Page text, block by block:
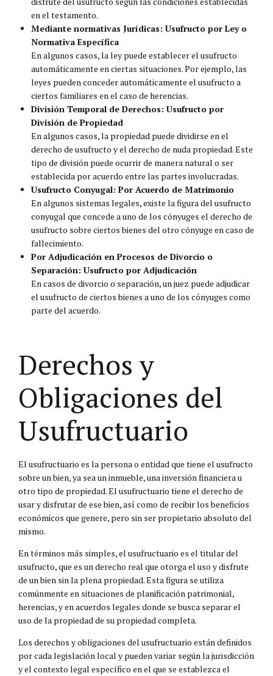
en el testamento.
Mediante normativas Jurídicas: Usufructo por Ley o
Normativa Específica
En algunos casos, la ley puede establecer el usufructo
automáticamente en ciertas situaciones. Por ejemplo, las
leyes pueden conceder automáticamente el usufructo a
ciertos familiares en el caso de herencias.
División Temporal de Derechos: Usufructo por
División de Propiedad
En algunos casos, la propiedad puede dividirse en el
derecho de usufructo y el derecho de nuda propiedad. Este
tipo de división puede ocurrir de manera natural o ser
establecida por acuerdo entre las partes involucradas.
Usufructo Conyugal: Por Acuerdo de Matrimonio
En algunos sistemas legales, existe la figura del usufructo
conyugal que concede a uno de los cónyuges el derecho de
usufructo sobre ciertos bienes del otro cónyuge en caso de
fallecimiento.
Por Adjudicación en Procesos de Divorcio o
Separación: Usufructo por Adjudicación
En casos de divorcio o separación, un juez puede adjudicar
el usufructo de ciertos bienes a uno de los cónyuges como
parte del acuerdo.
Derechos y
Obligaciones del
Usufructuario
El usufructuario es la persona o entidad que tiene el usufructo
sobre un bien, ya sea un inmueble, una inversión financiera u
otro tipo de propiedad. El usufructuario tiene el derecho de
usar y disfrutar de ese bien, así como de recibir los beneficios
económicos que genere, pero sin ser propietario absoluto del
mismo.
En términos más simples, el usufructuario es el titular del
usufructo, que es un derecho real que otorga el uso y disfrute
de un bien sin la plena propiedad. Esta figura se utiliza
comúnmente en situaciones de planificación patrimonial,
herencias, y en acuerdos legales donde se busca separar el
uso de la propiedad de su propiedad completa.
Los derechos y obligaciones del usufructuario están definidos
por cada legislación local y pueden variar según la jurisdicción
y el contexto legal específico en el que se establezca el